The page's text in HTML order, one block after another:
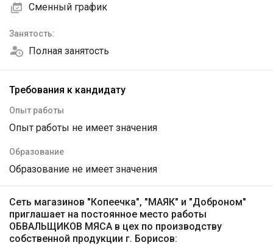
Сменный график
Занятость:
Полная занятость
Требования к кандидату
Опыт работы
Опыт работы не имеет значения
Образование
Образование не имеет значения
Сеть магазинов "Копеечка", "МАЯК" и "Доброном"
приглашает на постоянное место работы
ОБВАЛЬЩИКОВ МЯСА в цех по производству
собственной продукции г. Борисов: